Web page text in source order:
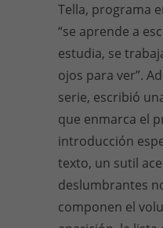
Tella, programa
“se aprende a
estudia, se
ojos para ver”.
serie, escribió
que enmarca el
introducción
texto, un sutil
deslumbrantes
componen el